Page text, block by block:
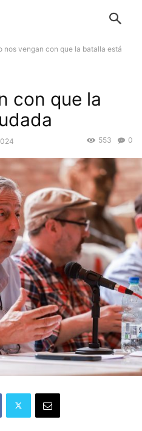
nos vengan con que la batalla está
con que la
0
553